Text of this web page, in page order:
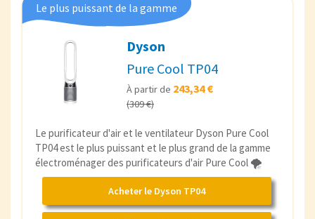
Le plus puissant de la gamme
Dyson
Pure Cool TP04
À partir de 243,34 €
(309 €)
Le purificateur d'air et le ventilateur Dyson Pure Cool
TP04 est le plus puissant et le plus grand de la gamme
électroménager des purificateurs d'air Pure Cool 🌪️
Acheter le Dyson TP04